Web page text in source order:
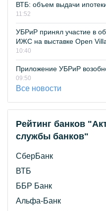
ВТБ: объем выдачи
11:52
УБРиР принял участие в
ИЖС на выставке Open
10:40
Приложение УБРиР
09:50
Все новости
Рейтинг банков
службы банков"
СберБанк
ВТБ
ББР Банк
Альфа-Банк